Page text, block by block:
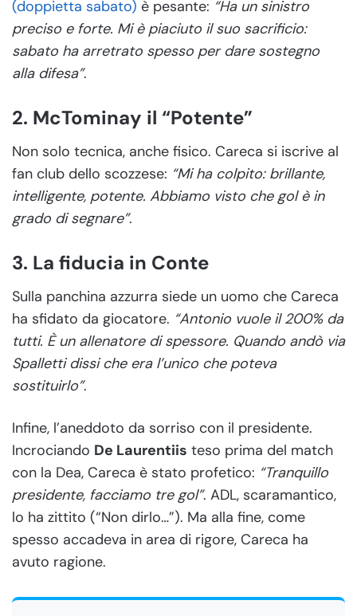
(doppietta sabato) è pesante: “Ha un sinistro
preciso e forte. Mi è piaciuto il suo sacrificio:
sabato ha arretrato spesso per dare sostegno
alla difesa”.
2. McTominay il “Potente”
Non solo tecnica, anche fisico. Careca si iscrive al
fan club dello scozzese: “Mi ha colpito: brillante,
intelligente, potente. Abbiamo visto che gol è in
grado di segnare”.
3. La fiducia in Conte
Sulla panchina azzurra siede un uomo che Careca
ha sfidato da giocatore. “Antonio vuole il 200% da
tutti. È un allenatore di spessore. Quando andò via
Spalletti dissi che era l’unico che poteva
sostituirlo”.
Infine, l’aneddoto da sorriso con il presidente.
Incrociando De Laurentiis teso prima del match
con la Dea, Careca è stato profetico: “Tranquillo
presidente, facciamo tre gol”. ADL, scaramantico,
lo ha zittito (“Non dirlo…”). Ma alla fine, come
spesso accadeva in area di rigore, Careca ha
avuto ragione.